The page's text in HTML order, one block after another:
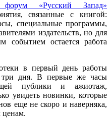
«Русский Запад»
связанные с книгой:
специальные программы,
издательств, но для
событием остается работа
в первый день работы
три дня. В первые же часы
публики и ажиотаж,
увидеть новинки, которые
еще не скоро и наверняка,
ценам.